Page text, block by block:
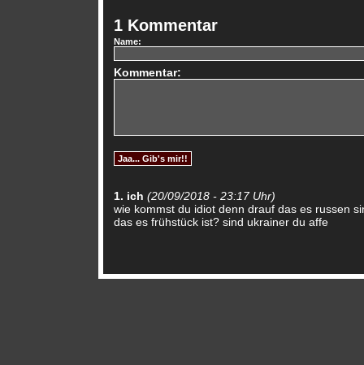
1 Kommentar
Name:
Kommentar:
1. ich (20/09/2018 - 23:17 Uhr)
wie kommst du idiot denn drauf das es russen
das es frühstück ist? sind ukrainer du affe